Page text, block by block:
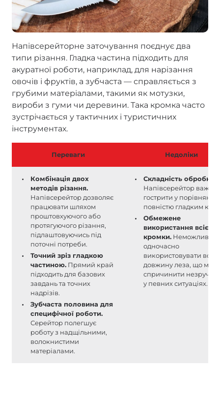
Напівсерейторне заточування поєднує два
типи різання. Гладка частина підходить для
акуратної роботи, наприклад, для нарізання
овочів і фруктів, а зубчаста — справляється з
грубими матеріалами, такими як мотузки,
вироби з гуми чи деревини. Така кромка часто
зустрічається у тактичних і туристичних
інструментах.
Переваги Недоліки
Комбінація двох
методів різання.
Напівсерейтор дозволяє
працювати шляхом
проштовхуючого або
протягуючого різання,
підлаштовуючись під
поточні потреби.
Точний зріз гладкою
частиною. Прямий край
підходить для базових
завдань та точних
надрізів.
Зубчаста половина для
специфічної роботи.
Серейтор полегшує
роботу з надщільними,
волокнистими
матеріалами.
Складність обробки.
Напівсерейтор важче
гострити у порівнянні
повністю гладким
Обмежене
використання всієї
кромки. Неможливо
одночасно
використовувати всю
довжину леза, що
спричинити
у певних ситуаціях.